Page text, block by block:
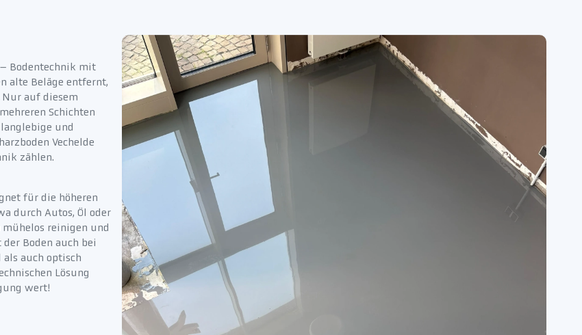
Bodentechnik mit
alte Beläge entfernt,
Nur auf diesem
Schichten
und
Vechelde
zählen.
für die höheren
durch Autos, Öl oder
mühelos reinigen und
Boden auch bei
auch optisch
Lösung
wert!